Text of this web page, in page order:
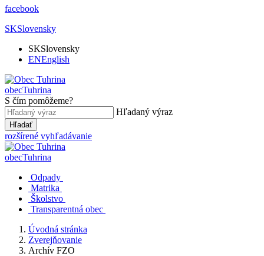
facebook
SKSlovensky
SKSlovensky
ENEnglish
obecTuhrina
S čím pomôžeme?
Hľadaný výraz
Hľadať
rozšírené vyhľadávanie
obecTuhrina
Odpady
Matrika
Školstvo
Transparentná obec
Úvodná stránka
Zverejňovanie
Archív FZO